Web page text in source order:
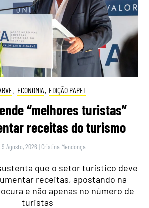
, ECONOMIA, EDIÇÃO PAPEL
“melhores turistas”
receitas do turismo
9 Agosto, 2026 | Cristina Mendonça
que o setor turístico deve
receitas, apostando na
e não apenas no número de
turistas